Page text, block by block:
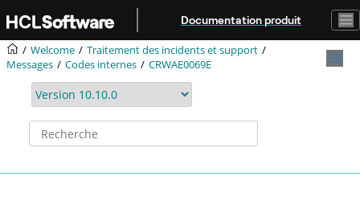
Aller au contenu principal
Documentation produit
Welcome
Traitement des incidents et support
Messages
Codes internes CRWAE0069E